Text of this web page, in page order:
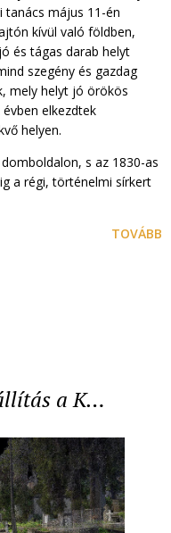
tanács május 11-én
kívül való földben,
és tágas darab helyt
szegény és gazdag
mely helyt jó örökös
elkezdtek
helyen.
s az 1830-as
a régi, történelmi sírkert
TOVÁBB
a K…